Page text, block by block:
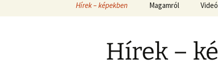
Hírek – képekben Magamról
Hírek –